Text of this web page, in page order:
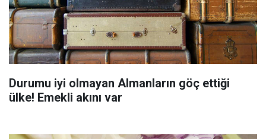
Durumu iyi olmayan Almanların göç ettiği
ülke! Emekli akını var